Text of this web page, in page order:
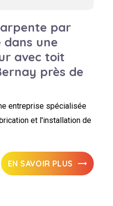
par
une
avec toit
près de
entreprise spécialisée
et l'installation de
EN SAVOIR PLUS